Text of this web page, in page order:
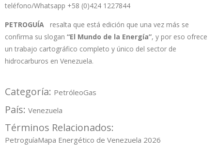
teléfono/Whatsapp +58 (0)424 1227844
PETROGUÍA resalta que está edición que una vez más se
confirma su slogan “El Mundo de la Energía”, y por eso ofrece
un trabajo cartográfico completo y único del sector de
hidrocarburos en Venezuela.
Categoría: PetróleoGas
País: Venezuela
Términos Relacionados:
PetroguíaMapa Energético de Venezuela 2026